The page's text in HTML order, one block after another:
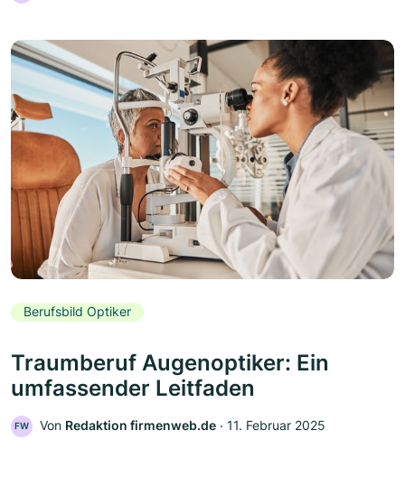
Berufsbild Optiker
Traumberuf Augenoptiker: Ein
umfassender Leitfaden
FW Von Redaktion firmenweb.de ‧ 11. Februar 2025